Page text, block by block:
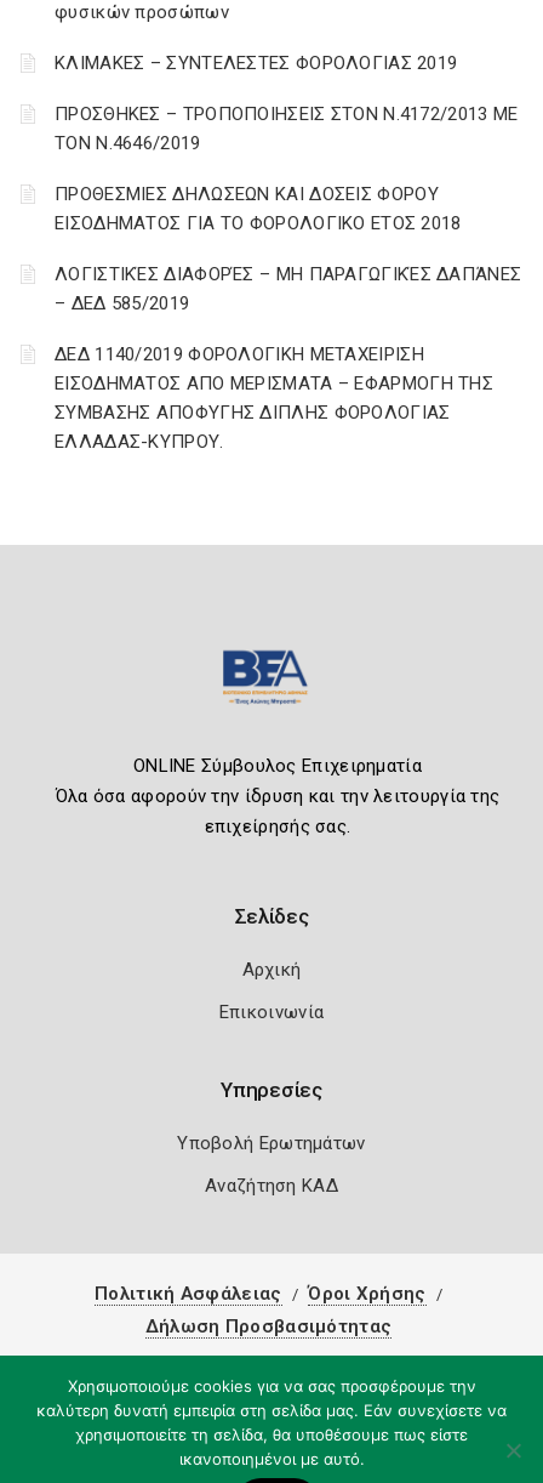
φυσικών προσώπων
ΚΛΙΜΑΚΕΣ – ΣΥΝΤΕΛΕΣΤΕΣ ΦΟΡΟΛΟΓΙΑΣ 2019
ΠΡΟΣΘΗΚΕΣ – ΤΡΟΠΟΠΟΙΗΣΕΙΣ ΣΤΟΝ Ν.4172/2013 ΜΕ
ΤΟΝ Ν.4646/2019
ΠΡΟΘΕΣΜΙΕΣ ΔΗΛΩΣΕΩΝ ΚΑΙ ΔΟΣΕΙΣ ΦΟΡΟΥ
ΕΙΣΟΔΗΜΑΤΟΣ ΓΙΑ ΤΟ ΦΟΡΟΛΟΓΙΚΟ ΕΤΟΣ 2018
ΛΟΓΙΣΤΙΚΈΣ ΔΙΑΦΟΡΈΣ – ΜΗ ΠΑΡΑΓΩΓΙΚΈΣ ΔΑΠΆΝΕΣ
– ΔΕΔ 585/2019
ΔΕΔ 1140/2019 ΦΟΡΟΛΟΓΙΚΗ ΜΕΤΑΧΕΙΡΙΣΗ
ΕΙΣΟΔΗΜΑΤΟΣ ΑΠΟ ΜΕΡΙΣΜΑΤΑ – ΕΦΑΡΜΟΓΗ ΤΗΣ
ΣΥΜΒΑΣΗΣ ΑΠΟΦΥΓΗΣ ΔΙΠΛΗΣ ΦΟΡΟΛΟΓΙΑΣ
ΕΛΛΑΔΑΣ-ΚΥΠΡΟΥ.
ONLINE Σύμβουλος Επιχειρηματία
Όλα όσα αφορούν την ίδρυση και την λειτουργία της
επιχείρησής σας.
Σελίδες
Αρχική
Επικοινωνία
Υπηρεσίες
Υποβολή Ερωτημάτων
Αναζήτηση ΚΑΔ
Πολιτική Ασφάλειας
Όροι Χρήσης
Δήλωση Προσβασιμότητας
Χρησιμοποιούμε cookies για να σας προσφέρουμε την
καλύτερη δυνατή εμπειρία στη σελίδα μας. Εάν συνεχίσετε να
χρησιμοποιείτε τη σελίδα, θα υποθέσουμε πως είστε
ικανοποιημένοι με αυτό.